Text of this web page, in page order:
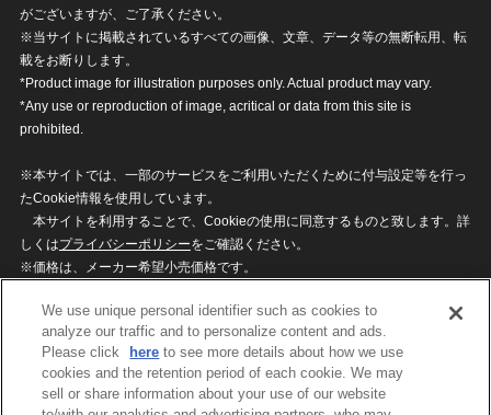
がございますが、ご了承ください。
※当サイトに掲載されているすべての画像、文章、データ等の無断転用、転
載をお断りします。
*Product image for illustration purposes only. Actual product may vary.
*Any use or reproduction of image, acritical or data from this site is
prohibited.
※本サイトでは、一部のサービスをご利用いただくために付与設定等を行っ
たCookie情報を使用しています。
本サイトを利用することで、Cookieの使用に同意するものと致します。詳
しくはプライバシーポリシーをご確認ください。
※価格は、メーカー希望小売価格です。
ざいますのでご了承ください。
privacypolicy
Do Not Sell or Share My
Personal Information
We use unique personal identifier such as cookies to
analyze our traffic and to personalize content and ads.
Please click
here to see more details about how we use
cookies and the retention period of each cookie. We may
sell or share information about your use of our website